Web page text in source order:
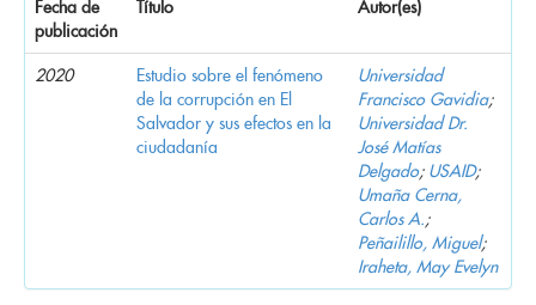
Fecha de
publicación
Título Autor(es)
2020
Estudio sobre el fenómeno
de la corrupción en El
Salvador y sus efectos en la
ciudadanía
Universidad
Francisco Gavidia;
Universidad Dr.
José Matías
Delgado; USAID;
Umaña Cerna,
Carlos A.;
Peñailillo, Miguel;
Iraheta, May Evelyn